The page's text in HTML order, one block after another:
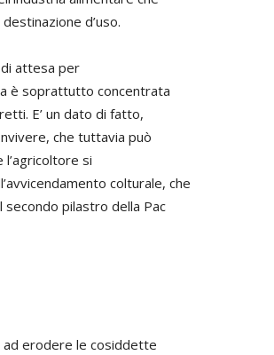
d’uso.
attesa per
è soprattutto concentrata
E’ un dato di fatto,
che tuttavia può
si
colturale, che
pilastro della Pac
ad erodere le cosiddette